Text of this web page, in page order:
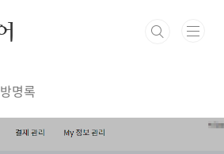
방명록